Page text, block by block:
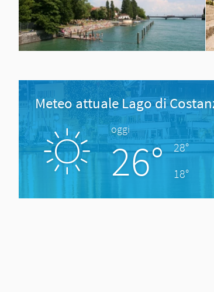
Meteo attuale Lago di
oggi
26°
28°
18°